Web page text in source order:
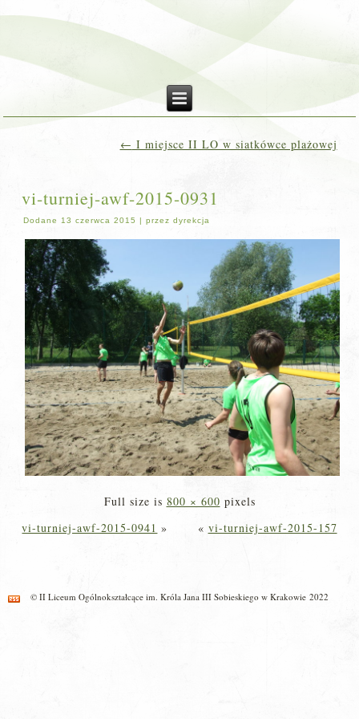
← I miejsce II LO w siatkówce plażowej
vi-turniej-awf-2015-0931
Dodane 13 czerwca 2015 |przez dyrekcja
Full size is 800 × 600 pixels
vi-turniej-awf-2015-0941 » « vi-turniej-awf-2015-157
© II Liceum Ogólnokształcące im. Króla Jana III Sobieskiego w Krakowie 2022